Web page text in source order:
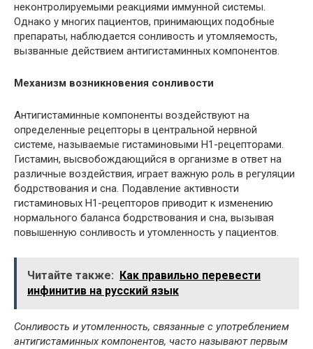
неконтролируемыми реакциями иммунной системы.
Однако у многих пациентов, принимающих подобные
препараты, наблюдается сонливость и утомляемость,
вызванные действием антигистаминных компонентов.
Механизм возникновения сонливости
Антигистаминные компоненты воздействуют на
определенные рецепторы в центральной нервной
системе, называемые гистаминовыми H1-рецепторами.
Гистамин, высвобождающийся в организме в ответ на
различные воздействия, играет важную роль в регуляции
бодрствования и сна. Подавление активности
гистаминовых H1-рецепторов приводит к изменению
нормального баланса бодрствования и сна, вызывая
повышенную сонливость и утомленность у пациентов.
Читайте также:
Как правильно перевести
инфинитив на русский язык
Сонливость и утомленность, связанные с употреблением
антигистаминных компонентов, часто называют первым